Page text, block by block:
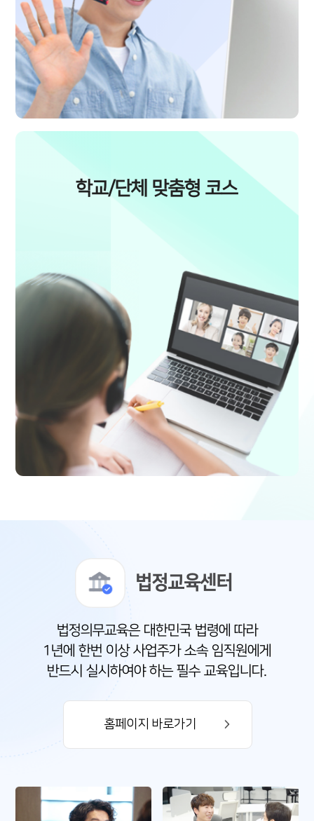
학교/단체 맞춤형 코스
법정교육센터
법정의무교육은 대한민국 법령에 따라
1년에 한번 이상 사업주가 소속 임직원에게
반드시 실시하여야 하는 필수 교육입니다.
홈페이지 바로가기